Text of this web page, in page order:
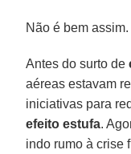
Não é bem assim.
Antes do surto de
aéreas estavam
iniciativas para
efeito estufa.
indo rumo à crise